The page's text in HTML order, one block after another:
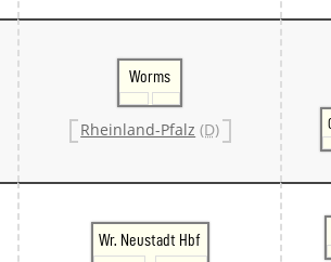
Worms
Rheinland-Pfalz (D)
Wr. Neustadt Hbf